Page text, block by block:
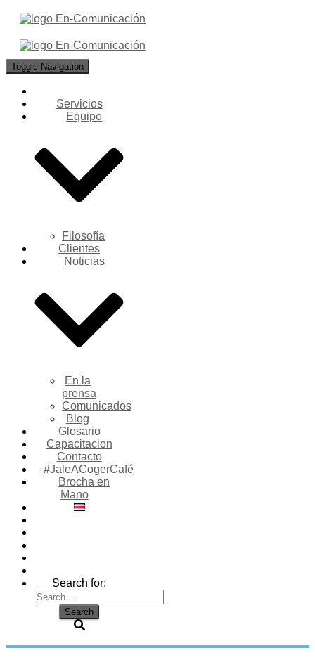
Toggle Navigation
Servicios
Equipo
Filosofía
Clientes
Noticias
En la
prensa
Comunicados
Blog
Glosario
Capacitacion
Contacto
#JaleACogerCafé
Brocha en
Mano
Search for: